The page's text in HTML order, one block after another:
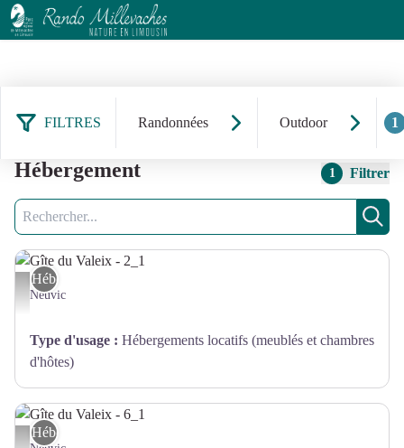
FILTRES Randonnées Outdoor 1
Hébergement
1 Filtrer
Recherche
Gîte du Valeix - 2_1 - GDF 19
Hébergement
Neuvic
Type d'usage : Hébergements locatifs (meublés et chambres
d'hôtes)
Gîte du Valeix - 6_1 - GDF 19
Hébergement